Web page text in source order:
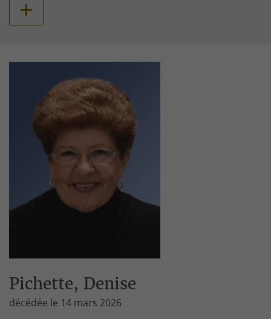
+
Pichette, Denise
décédée le 14 mars 2026